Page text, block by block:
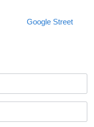
Google Street